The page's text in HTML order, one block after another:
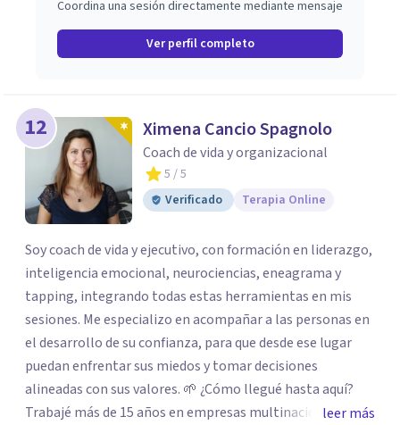
Coordina una sesión directamente mediante mensaje
Ver perfil completo
12 Ximena Cancio Spagnolo
Coach de vida y organizacional
5 / 5
Verificado
Terapia Online
Soy coach de vida y ejecutivo, con formación en liderazgo,
inteligencia emocional, neurociencias, eneagrama y
tapping, integrando todas estas herramientas en mis
sesiones. Me especializo en acompañar a las personas en
el desarrollo de su confianza, para que desde ese lugar
puedan enfrentar sus miedos y tomar decisiones
alineadas con sus valores. 🌱 ¿Cómo llegué hasta aquí?
Trabajé más de 15 años en empresas multinacionales y
leer más